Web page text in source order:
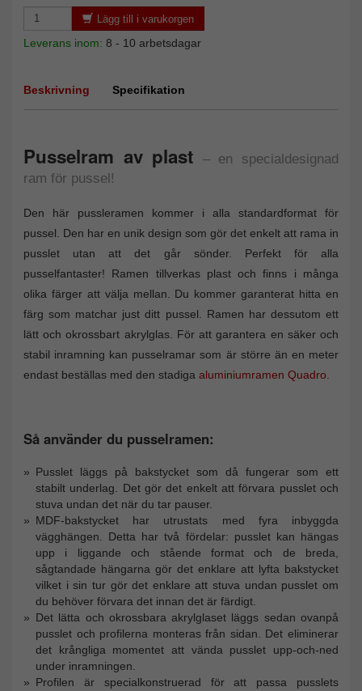
Lägg till i varukorgen
Leverans inom: 8 - 10 arbetsdagar
Beskrivning Specifikation
Pusselram av plast
– en specialdesignad
ram för pussel!
Den här pussleramen kommer i alla standardformat för
pussel. Den har en unik design som gör det enkelt att rama in
pusslet utan att det går sönder. Perfekt för alla
pusselfantaster! Ramen tillverkas plast och finns i många
olika färger att välja mellan. Du kommer garanterat hitta en
färg som matchar just ditt pussel. Ramen har dessutom ett
lätt och okrossbart akrylglas. För att garantera en säker och
stabil inramning kan pusselramar som är större än en meter
endast beställas med den stadiga aluminiumramen Quadro
Så använder du pusselramen:
Pusslet läggs på bakstycket som då fungerar som ett
stabilt underlag. Det gör det enkelt att förvara pusslet och
stuva undan det när du tar pauser.
MDF-bakstycket har utrustats med fyra inbyggda
vägghängen. Detta har två fördelar: pusslet kan hängas
upp i liggande och stående format och de breda,
sågtandade hängarna gör det enklare att lyfta bakstycket
vilket i sin tur gör det enklare att stuva undan pusslet om
du behöver förvara det innan det är färdigt.
Det lätta och okrossbara akrylglaset läggs sedan ovanpå
pusslet och profilerna monteras från sidan. Det eliminerar
det krångliga momentet att vända pusslet upp-och-ned
under inramningen.
Profilen är specialkonstruerad för att passa pusslets